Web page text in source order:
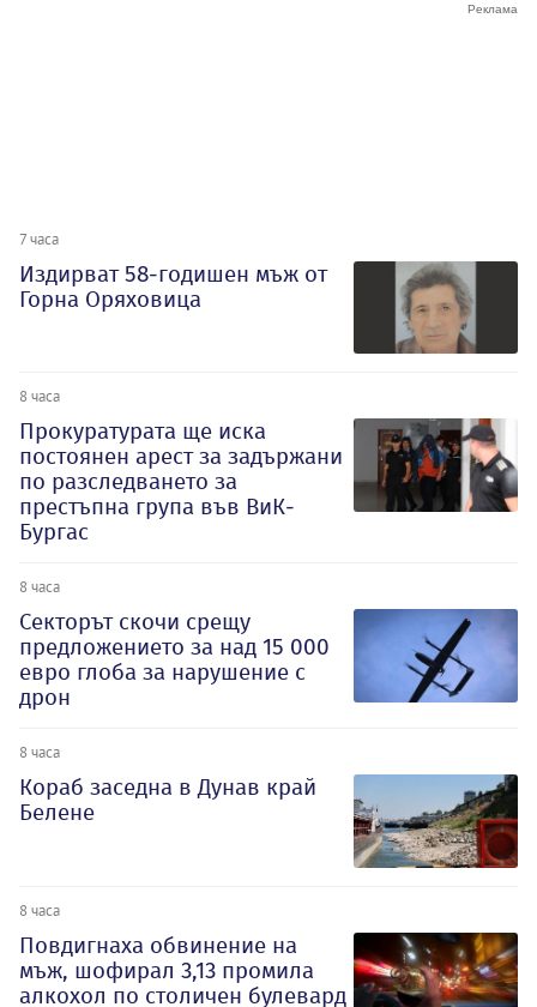
7 часа
Издирват 58-годишен мъж от
Горна Оряховица
8 часа
Прокуратурата ще иска
постоянен арест за задържани
по разследването за
престъпна група във ВиК-
Бургас
8 часа
Секторът скочи срещу
предложението за над 15 000
евро глоба за нарушение с
дрон
8 часа
Кораб заседна в Дунав край
Белене
8 часа
Повдигнаха обвинение на
мъж, шофирал 3,13 промила
алкохол по столичен булевард